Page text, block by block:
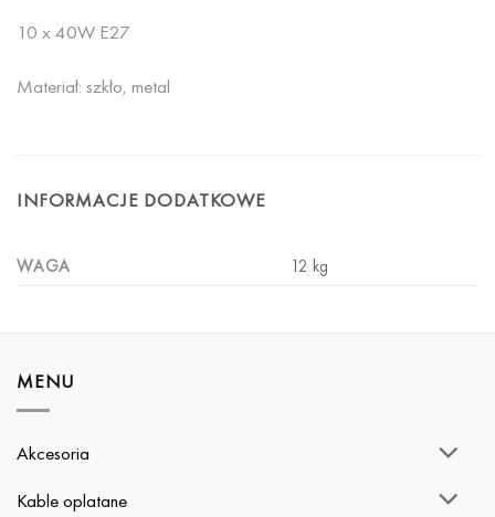
10 x 40W E27
Materiał: szkło, metal
INFORMACJE DODATKOWE
WAGA 12 kg
MENU
Akcesoria
Kable oplatane